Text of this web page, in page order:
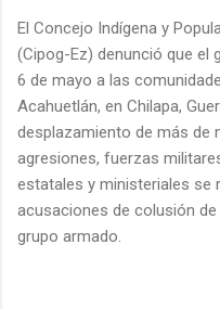
El Concejo Indígena y
(Cipog-Ez) denunció que el
6 de mayo a las
Acahuetlán, en Chilapa,
desplazamiento de más de
agresiones, fuerzas
estatales y ministeriales se
acusaciones de colusión
grupo armado.